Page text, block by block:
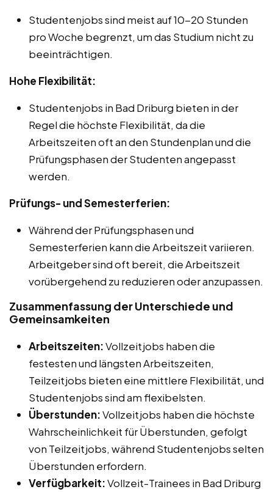
Studentenjobs sind meist auf 10-20 Stunden
pro Woche begrenzt, um das Studium nicht zu
beeinträchtigen.
Hohe Flexibilität:
Studentenjobs in Bad Driburg bieten in der
Regel die höchste Flexibilität, da die
Arbeitszeiten oft an den Stundenplan und die
Prüfungsphasen der Studenten angepasst
werden.
Prüfungs- und Semesterferien:
Während der Prüfungsphasen und
Semesterferien kann die Arbeitszeit variieren.
Arbeitgeber sind oft bereit, die Arbeitszeit
vorübergehend zu reduzieren oder anzupassen.
Zusammenfassung der Unterschiede und
Gemeinsamkeiten
Arbeitszeiten:Vollzeitjobs haben die
festesten und längsten Arbeitszeiten,
Teilzeitjobs bieten eine mittlere Flexibilität, und
Studentenjobs sind am flexibelsten.
Überstunden:Vollzeitjobs haben die höchste
Wahrscheinlichkeit für Überstunden, gefolgt
von Teilzeitjobs, während Studentenjobs selten
Überstunden erfordern.
Verfügbarkeit:Vollzeit-Trainees in Bad Driburg